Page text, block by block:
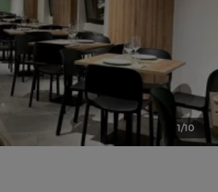
1/10